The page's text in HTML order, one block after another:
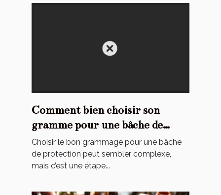
Comment bien choisir son
gramme pour une bâche de
protection ?
Choisir le bon grammage pour une bâche
de protection peut sembler complexe,
mais c’est une étape...